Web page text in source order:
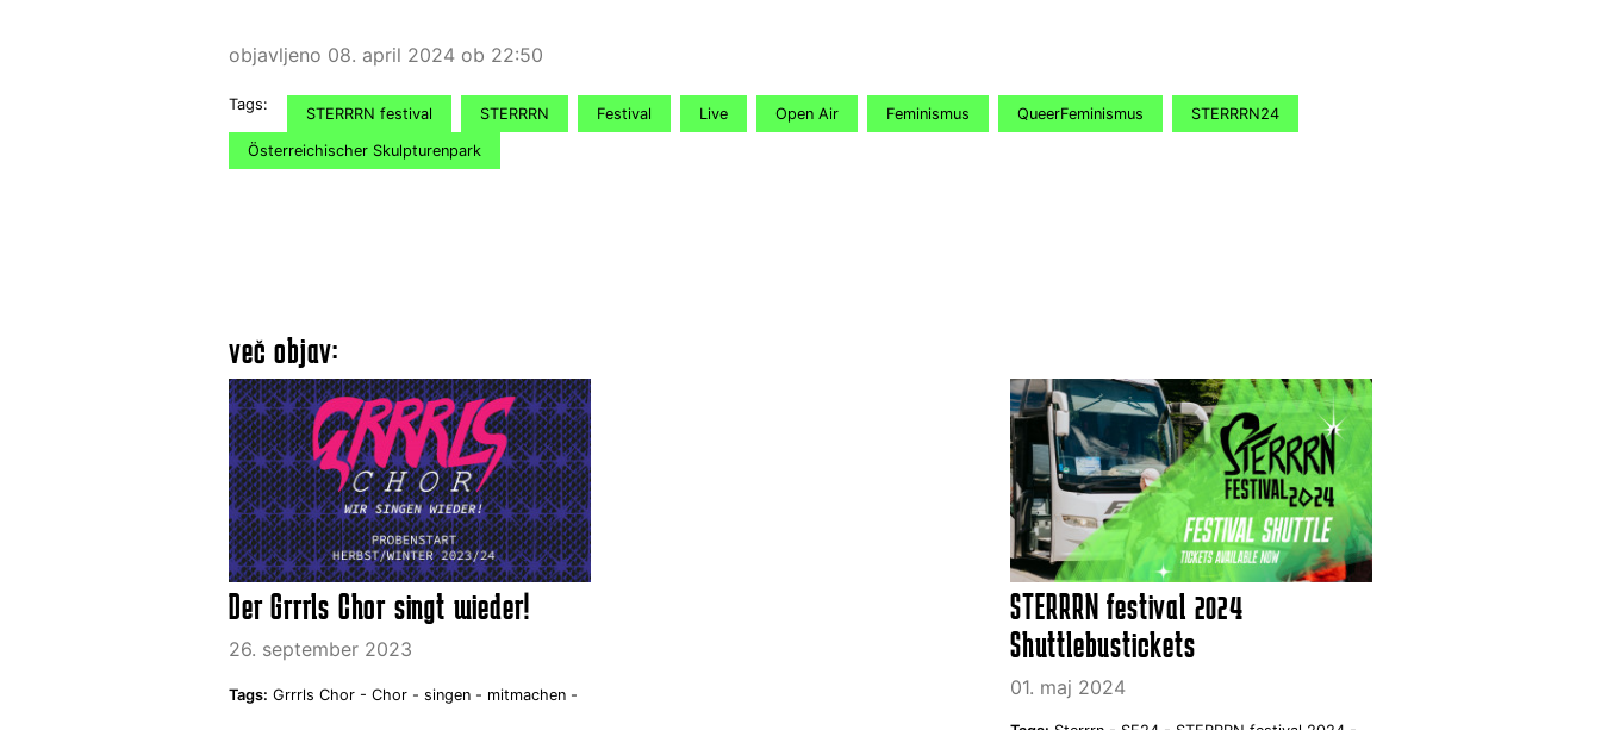
objavljeno 08. april 2024 ob 22:50
Tags:
STERRRN festival STERRRN Festival Live Open Air Feminismus QueerFeminismus STERRRN24
Österreichischer Skulpturenpark
več objav:
Der Grrrls Chor singt wieder!
26. september 2023
Tags: Grrrls Chor - Chor - singen - mitmachen -
STERRRN festival 2024
Shuttlebustickets
01. maj 2024